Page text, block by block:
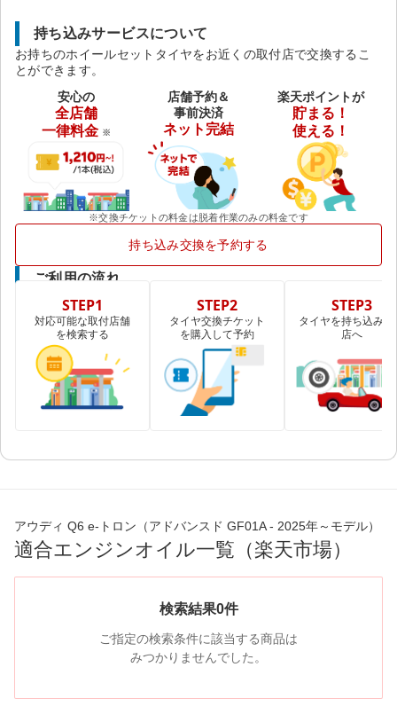
持ち込みサービスについて
お持ちのホイールセットタイヤをお近くの取付店で交換するこ
とができます。
安心の
全店舗
一律料金 ※
店舗予約＆
事前決済
ネット完結
楽天ポイントが
貯まる！
使える！
※交換チケットの料金は脱着作業のみの料金です
持ち込み交換を予約する
ご利用の流れ
STEP1
対応可能な取付店舗
を検索する
STEP2
タイヤ交換チケット
を購入して予約
STEP3
タイヤを持ち込み取
店へ
アウディ Q6 e-トロン（アドバンスド GF01A - 2025年～モデル）
適合エンジンオイル一覧（楽天市場）
検索結果0件
ご指定の検索条件に該当する商品は
みつかりませんでした。